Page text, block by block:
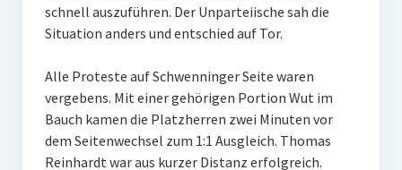
Galerieschnell auszuführen. Der Unparteiische sah die
Situation anders und entschied auf Tor.
Alle Proteste auf Schwenninger Seite waren
vergebens. Mit einer gehörigen Portion Wut im
Bauch kamen die Platzherren zwei Minuten vor
dem Seitenwechsel zum 1:1 Ausgleich. Thomas
Reinhardt war aus kurzer Distanz erfolgreich.